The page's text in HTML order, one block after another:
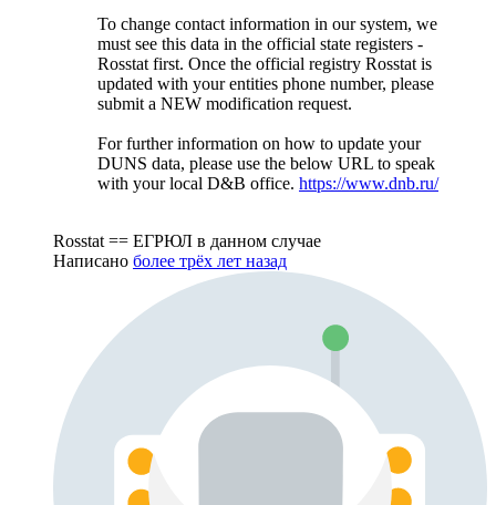
To change contact information in our system, we
must see this data in the official state registers -
Rosstat first. Once the official registry Rosstat is
updated with your entities phone number, please
submit a NEW modification request.
For further information on how to update your
DUNS data, please use the below URL to speak
with your local D&B office. https://www.dnb.ru/
Rosstat == ЕГРЮЛ в данном случае
Написано более трёх лет назад